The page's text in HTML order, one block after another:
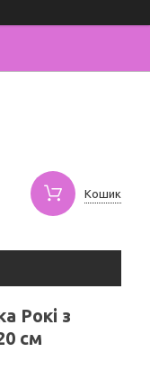
Кошик
Рокі з
см